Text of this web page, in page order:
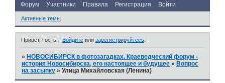
Форум Участники Правила Регистрация Войти
Активные темы
Привет, Гость! Войдитеили зарегистрируйтесь.
» НОВОСИБИРСК в фотозагадках. Краеведческий форум -
история Новосибирска, его настоящее и будущее » Вопрос
на засыпку »Улица Михайловская (Ленина)